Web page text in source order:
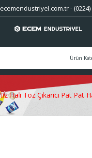
- (0224)
Halı Toz Çıkarıcı Pat Pat